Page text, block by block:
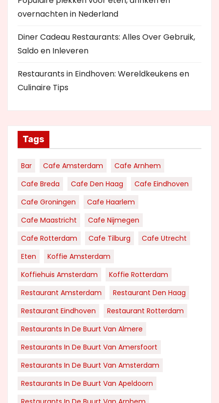
overnachten in Nederland
Diner Cadeau Restaurants: Alles Over Gebruik,
Saldo en Inleveren
Restaurants in Eindhoven: Wereldkeukens en
Culinaire Tips
Tags
Bar Cafe Amsterdam
Cafe Arnhem
Cafe Breda
Cafe Den Haag
Cafe Eindhoven
Cafe Groningen
Cafe Haarlem
Cafe Maastricht
Cafe Nijmegen
Cafe Rotterdam
Cafe Tilburg
Cafe Utrecht
Eten
Koffie Amsterdam
Koffiehuis Amsterdam
Koffie Rotterdam
Restaurant Amsterdam
Restaurant Den Haag
Restaurant Eindhoven
Restaurant Rotterdam
Restaurants In De Buurt Van Almere
Restaurants In De Buurt Van Amersfoort
Restaurants In De Buurt Van Amsterdam
Restaurants In De Buurt Van Apeldoorn